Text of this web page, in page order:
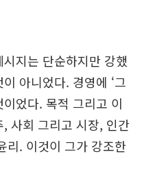
지는 단순하지만 강했
아니었다. 경영에 ‘그
었다. 목적 그리고 이
사회 그리고 시장, 인간
리. 이것이 그가 강조한